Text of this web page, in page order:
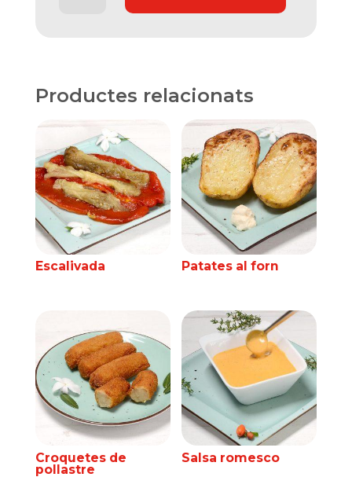
Productes relacionats
Escalivada Patates al forn
Croquetes de
pollastre
Salsa romesco